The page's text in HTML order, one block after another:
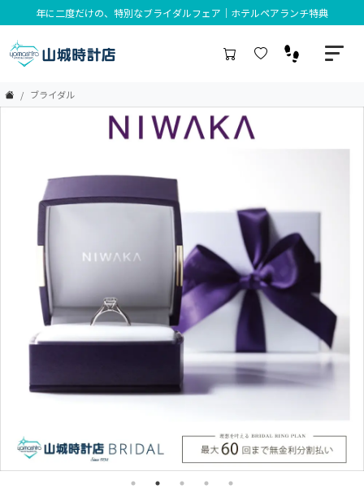
ボールウォッチ135周年フェア | ハンビータウン店
ブライダル